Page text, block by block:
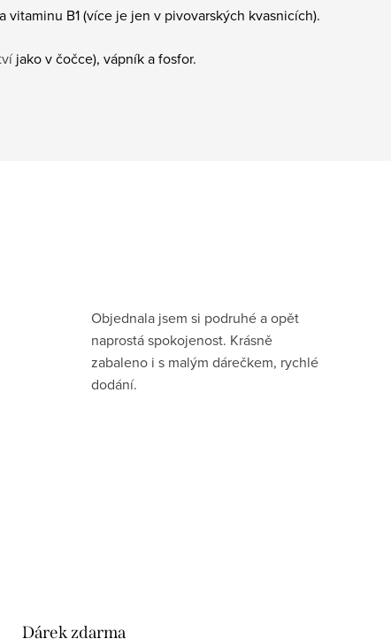
vitaminu B1 (více je jen v pivovarských kvasnicích).
jako v čočce), vápník a fosfor.
Objednala jsem si podruhé a opět
naprostá spokojenost. Krásně
zabaleno i s malým dárečkem, rychlé
dodání.
Dárek zdarma